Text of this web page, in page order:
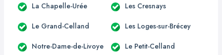
La Chapelle-Urée Les Cresnays
Le Grand-Celland Les Loges-sur-Brécey
Notre-Dame-de-Livoye Le Petit-Celland